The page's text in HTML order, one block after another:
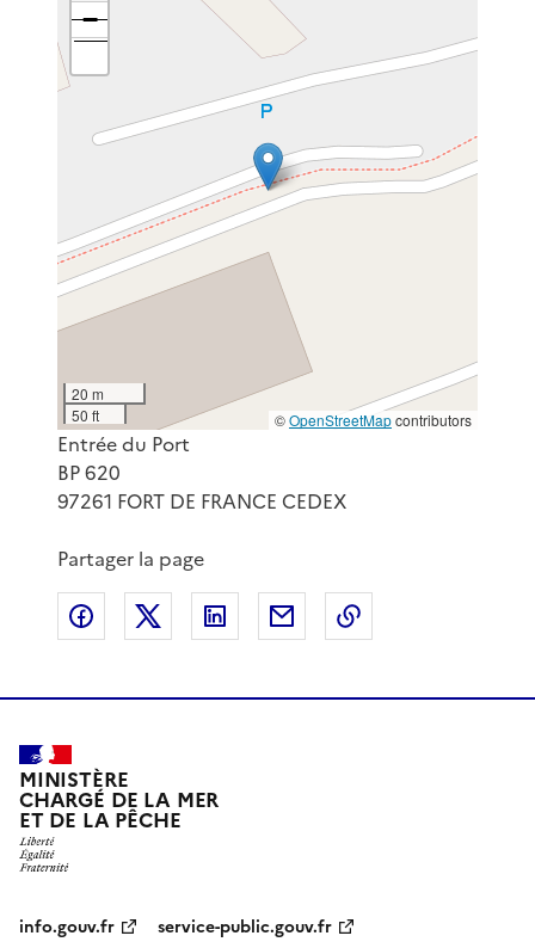
−
20 m
50 ft
©OpenStreetMapcontributors
Entrée du Port
BP 620
97261 FORT DE FRANCE CEDEX
Partager la page
Partager sur Facebook
Partager sur XPartager sur LinkedIn
Partager par email
MINISTÈRE
CHARGÉ DE LA MER
ET DE LA PÊCHE
info.gouv.fr service-public.gouv.fr